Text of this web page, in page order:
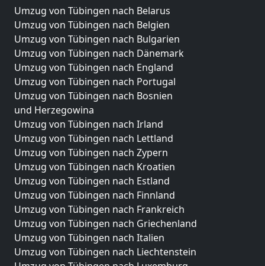
Umzug von Tübingen nach Belarus
Umzug von Tübingen nach Belgien
Umzug von Tübingen nach Bulgarien
Umzug von Tübingen nach Dänemark
Umzug von Tübingen nach England
Umzug von Tübingen nach Portugal
Umzug von Tübingen nach Bosnien
und Herzegowina
Umzug von Tübingen nach Irland
Umzug von Tübingen nach Lettland
Umzug von Tübingen nach Zypern
Umzug von Tübingen nach Kroatien
Umzug von Tübingen nach Estland
Umzug von Tübingen nach Finnland
Umzug von Tübingen nach Frankreich
Umzug von Tübingen nach Griechenland
Umzug von Tübingen nach Italien
Umzug von Tübingen nach Liechtenstein